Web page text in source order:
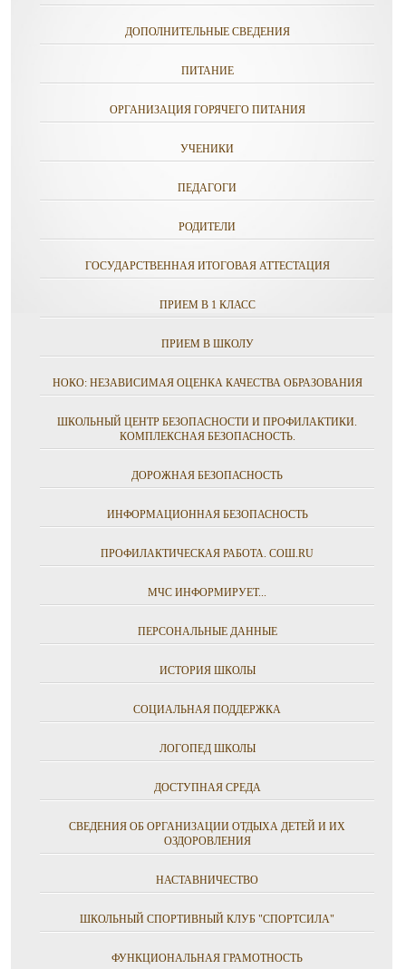
ДОПОЛНИТЕЛЬНЫЕ СВЕДЕНИЯ
ПИТАНИЕ
ОРГАНИЗАЦИЯ ГОРЯЧЕГО ПИТАНИЯ
УЧЕНИКИ
ПЕДАГОГИ
РОДИТЕЛИ
ГОСУДАРСТВЕННАЯ ИТОГОВАЯ АТТЕСТАЦИЯ
ПРИЕМ В 1 КЛАСС
ПРИЕМ В ШКОЛУ
НОКО: НЕЗАВИСИМАЯ ОЦЕНКА КАЧЕСТВА ОБРАЗОВАНИЯ
ШКОЛЬНЫЙ ЦЕНТР БЕЗОПАСНОСТИ И ПРОФИЛАКТИКИ.
КОМПЛЕКСНАЯ БЕЗОПАСНОСТЬ.
ДОРОЖНАЯ БЕЗОПАСНОСТЬ
ИНФОРМАЦИОННАЯ БЕЗОПАСНОСТЬ
ПРОФИЛАКТИЧЕСКАЯ РАБОТА. СОШ.RU
МЧС ИНФОРМИРУЕТ...
ПЕРСОНАЛЬНЫЕ ДАННЫЕ
ИСТОРИЯ ШКОЛЫ
СОЦИАЛЬНАЯ ПОДДЕРЖКА
ЛОГОПЕД ШКОЛЫ
ДОСТУПНАЯ СРЕДА
СВЕДЕНИЯ ОБ ОРГАНИЗАЦИИ ОТДЫХА ДЕТЕЙ И ИХ
ОЗДОРОВЛЕНИЯ
НАСТАВНИЧЕСТВО
ШКОЛЬНЫЙ СПОРТИВНЫЙ КЛУБ "СПОРТСИЛА"
ФУНКЦИОНАЛЬНАЯ ГРАМОТНОСТЬ